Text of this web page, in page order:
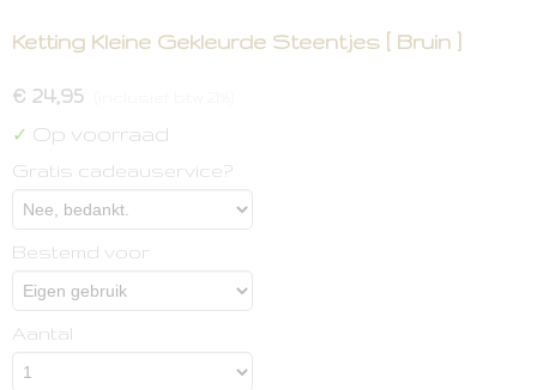
Ketting Kleine Gekleurde Steentjes [ Bruin ]
€ 24,95
✓ Op voorraad
Gratis cadeauservice?
Bestemd voor
Aantal